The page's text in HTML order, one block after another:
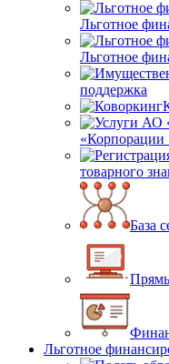
Льготное
Льготное
поддержка
товарного
База
Льготное